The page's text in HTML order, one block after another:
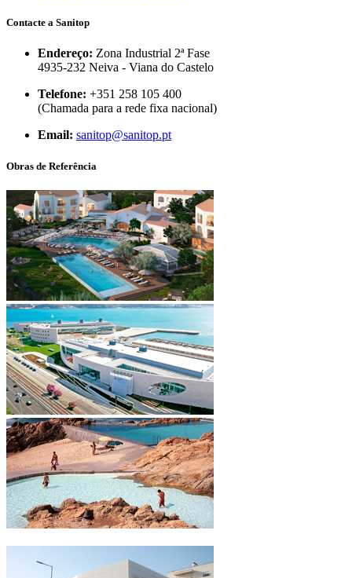
Contacte a Sanitop
Endereço: Zona Industrial 2ª Fase
4935-232 Neiva - Viana do Castelo
Telefone: +351 258 105 400
(Chamada para a rede fixa nacional)
Email: sanitop@sanitop.pt
Obras de Referência